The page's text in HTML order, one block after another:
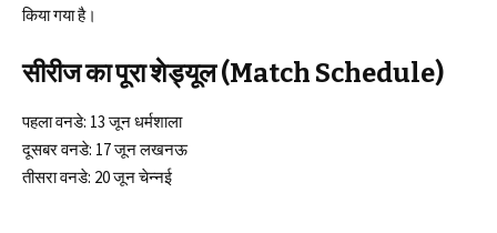
किया गया है।
सीरीज का पूरा शेड्यूल (Match Schedule)
पहला वनडे: 13 जून धर्मशाला
दूसबर वनडे: 17 जून लखनऊ
तीसरा वनडे: 20 जून चेन्नई